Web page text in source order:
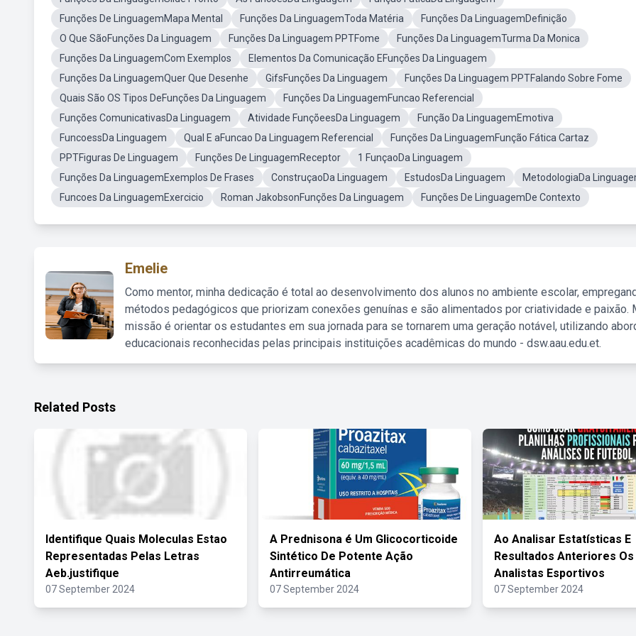
Funções De LinguagemMapa Mental
Funções Da LinguagemToda Matéria
Funções Da LinguagemDefinição
O Que SãoFunções Da Linguagem
Funções Da Linguagem PPTFome
Funções Da LinguagemTurma Da Monica
Funções Da LinguagemCom Exemplos
Elementos Da Comunicação EFunções Da Linguagem
Funções Da LinguagemQuer Que Desenhe
GifsFunções Da Linguagem
Funções Da Linguagem PPTFalando Sobre Fome
Quais São OS Tipos DeFunções Da Linguagem
Funções Da LinguagemFuncao Referencial
Funções ComunicativasDa Linguagem
Atividade FunçõeesDa Linguagem
Função Da LinguagemEmotiva
FuncoessDa Linguagem
Qual E aFuncao Da Linguagem Referencial
Funções Da LinguagemFunção Fática Cartaz
PPTFiguras De Linguagem
Funções De LinguagemReceptor
1 FunçaoDa Linguagem
Funções Da LinguagemExemplos De Frases
ConstruçaoDa Linguagem EstudosDa Linguagem
MetodologiaDa
Funcoes Da LinguagemExercicio
Roman JakobsonFunções Da Linguagem Funções De LinguagemDe Contexto
Emelie
Como mentor, minha dedicação é total ao desenvolvimento dos alunos no ambiente escolar,
métodos pedagógicos que priorizam conexões genuínas e são alimentados por criatividade e paixão.
missão é orientar os estudantes em sua jornada para se tornarem uma geração notável, utilizando
educacionais reconhecidas pelas principais instituições acadêmicas do mundo - dsw.aau.edu.et.
Related Posts
Identifique Quais Moleculas Estao
Representadas Pelas Letras
Aeb.justifique
07 September 2024
A Prednisona é Um Glicocorticoide
Sintético De Potente Ação
Antirreumática
07 September 2024
Ao Analisar Estatísticas E
Resultados Anteriores Os
Analistas Esportivos
07 September 2024